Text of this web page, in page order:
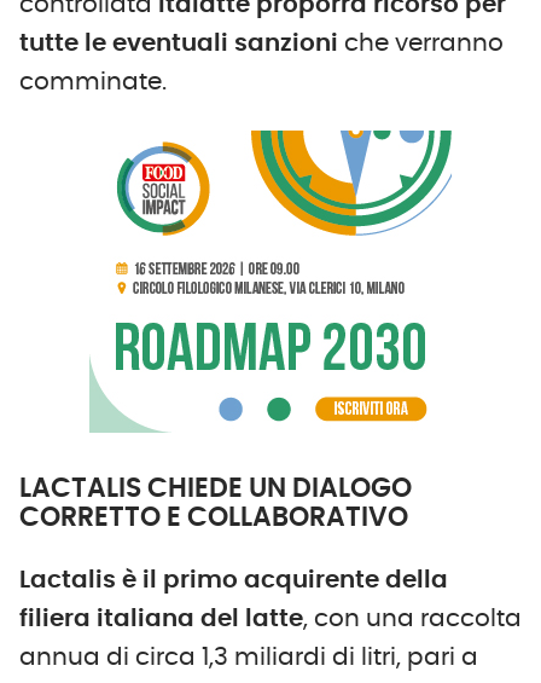
controllata
Italatte proporrà ricorso per
tutte le eventuali sanzioni che verranno
comminate.
LACTALIS CHIEDE UN DIALOGO
CORRETTO E COLLABORATIVO
Lactalis è il primo acquirente della
filiera italiana del latte, con una raccolta
annua di circa 1,3 miliardi di litri, pari a